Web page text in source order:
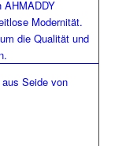
Seide von